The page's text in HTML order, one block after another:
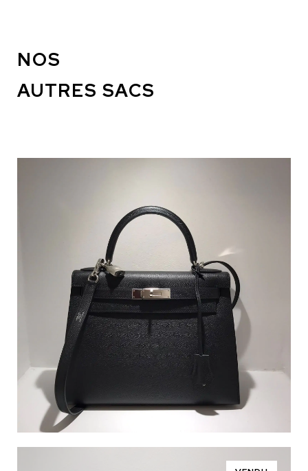
NOS
AUTRES SACS